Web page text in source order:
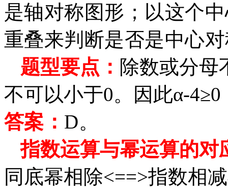
是轴对称图形；以这个
重叠来判断是否是中心
题型要点： 除数或分母
不可以小于0。因此α-4≥0
答案： D。
指数运算与幂运算的对
同底幂相除<==>指数相